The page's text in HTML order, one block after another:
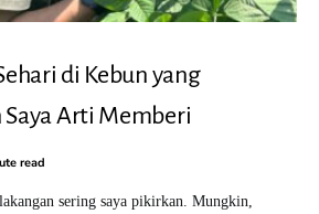
di Kebun yang
Arti Memberi
read
sering saya pikirkan. Mungkin,